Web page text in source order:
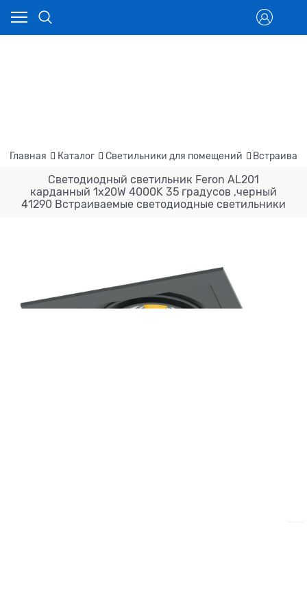
Главная Каталог Светильники для помещений
Светодиодный светильник Feron AL201
карданный 1x20W 4000K 35 градусов ,черный
41290 Встраиваемые светодиодные светильники